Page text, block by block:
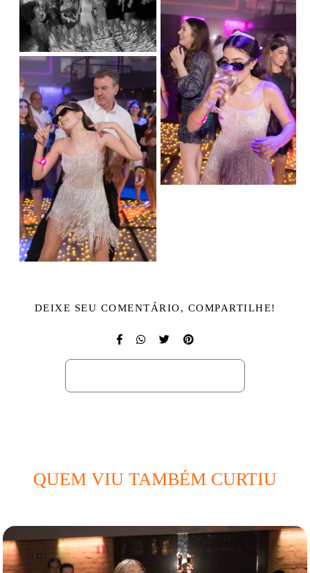
DEIXE SEU COMENTÁRIO, COMPARTILHE!
QUEM VIU TAMBÉM CURTIU